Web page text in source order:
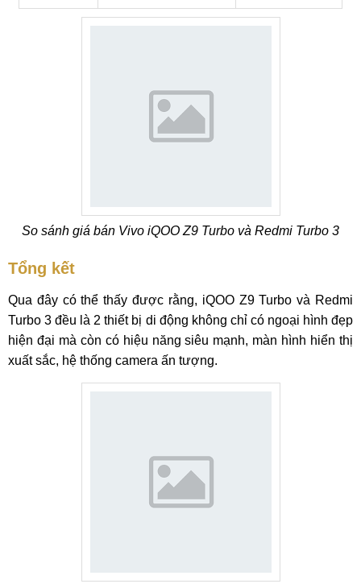
So sánh giá bán Vivo iQOO Z9 Turbo và Redmi Turbo 3
Tổng kết
Qua đây có thể thấy được rằng, iQOO Z9 Turbo và Redmi
Turbo 3 đều là 2 thiết bị di động không chỉ có ngoại hình đẹp
hiện đại mà còn có hiệu năng siêu mạnh, màn hình hiển thị
xuất sắc, hệ thống camera ấn tượng.